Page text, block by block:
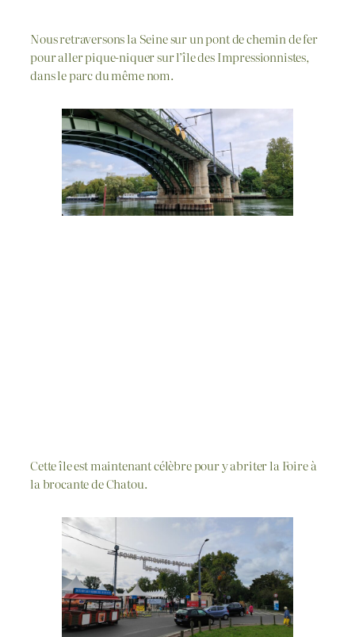
Nous retraversons la Seine sur un pont de chemin de fer
pour aller pique-niquer sur l’île des Impressionnistes,
dans le parc du même nom.
Cette île est maintenant célèbre pour y abriter la Foire à
la brocante de Chatou.